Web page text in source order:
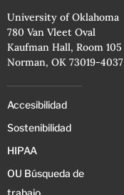
University of Oklahoma
780 Van Vleet Oval
Kaufman Hall, Room 105
Norman, OK 73019-4037
Accesibilidad
Sostenibilidad
HIPAA
OU Búsqueda de